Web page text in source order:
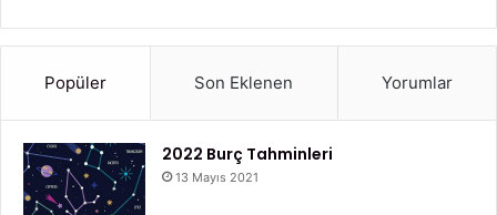
Popüler Son Eklenen Yorumlar
2022 Burç Tahminleri
13 Mayıs 2021